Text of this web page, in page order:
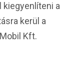
kiegyenlíteni a
kerül a
Kft.